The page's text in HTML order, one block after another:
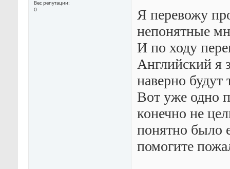
Вес репутации
0
Я перевожу
непонятные
И по ходу
Английский я
наверно будут
Вот уже одно
конечно не
понятно было
помогите